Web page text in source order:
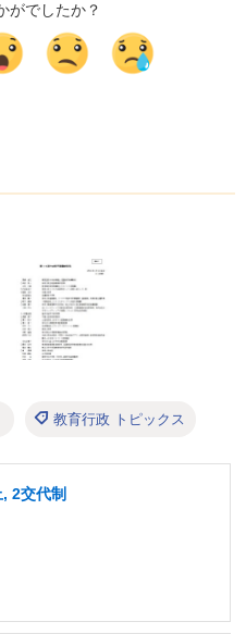
がでしたか？
教育行政 トピックス
2交代制